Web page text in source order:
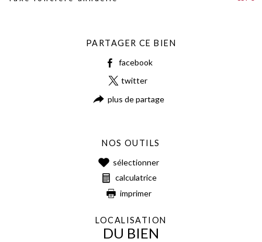
PARTAGER CE BIEN
facebook
twitter
plus de partage
NOS OUTILS
sélectionner
calculatrice
imprimer
LOCALISATION
DU BIEN